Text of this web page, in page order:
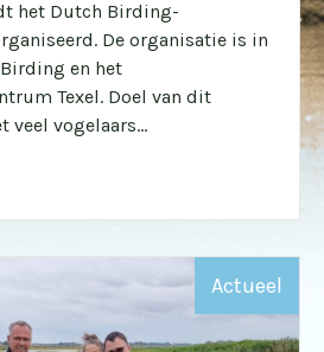
het Dutch Birding-
De organisatie is in
en het
Texel. Doel van dit
veel vogelaars...
Actueel